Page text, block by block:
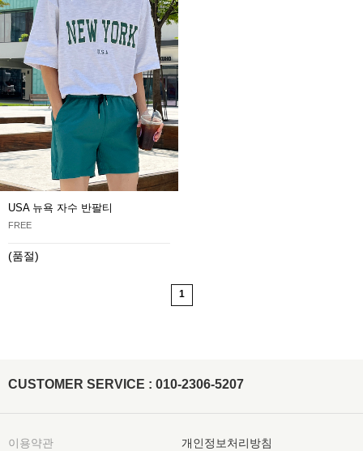
USA 뉴욕 자수 반팔티
FREE
(품절)
1
CUSTOMER SERVICE : 010-2306-5207
이용약관 개인정보처리방침